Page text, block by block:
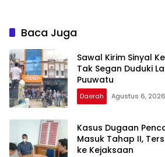
Baca Juga
Sawal Kirim Sinyal
Tak Segan Duduki
Puuwatu
Daerah Agustus 6, 2026
Kasus Dugaan
Masuk Tahap II,
ke Kejaksaan